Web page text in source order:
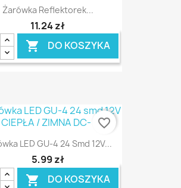
Żarówka Reflektorek...
11,24 zł
 DO KOSZYKA
LED GU-4 24 Smd 12V...
5,99 zł
 DO KOSZYKA
favorite_border